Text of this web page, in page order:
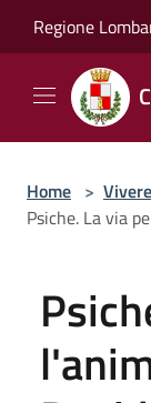
Regione
Home >
Psiche. La via